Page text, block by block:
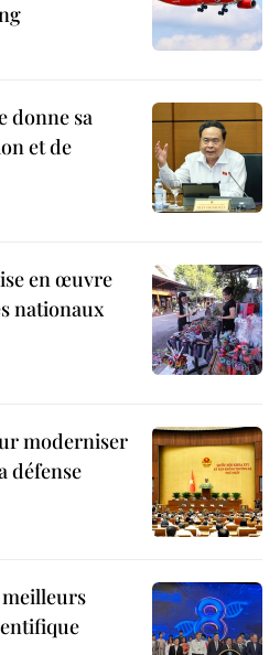
donne sa
et de
en œuvre
nationaux
moderniser
défense
meilleurs